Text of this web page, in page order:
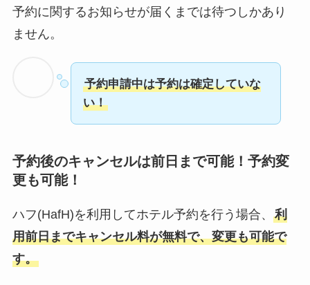
予約に関するお知らせが届くまでは待つしかあり
ません。
予約申請中は予約は確定していな
い！
予約後のキャンセルは前日まで可能！予約変
更も可能！
ハフ(HafH)を利用してホテル予約を行う場合、 利
用前日までキャンセル料が無料で、変更も可能で
す。